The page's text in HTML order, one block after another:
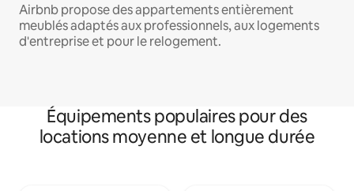
Airbnb propose des appartements entièrement
meublés adaptés aux professionnels, aux logements
d'entreprise et pour le relogement.
Équipements populaires pour des
locations moyenne et longue durée